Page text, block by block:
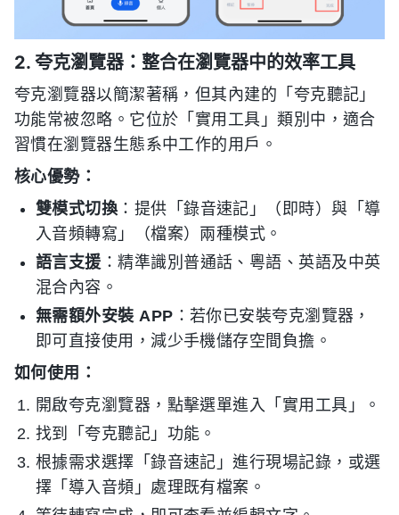
2. 夸克瀏覽器：整合在瀏覽器中的效率工具
夸克瀏覽器以簡潔著稱，但其內建的「夸克聽記」
功能常被忽略。它位於「實用工具」類別中，適合
習慣在瀏覽器生態系中工作的用戶。
核心優勢：
雙模式切換 ：提供「錄音速記」（即時）與「導
入音頻轉寫」（檔案）兩種模式。
語言支援 ：精準識別普通話、粵語、英語及中英
混合內容。
無需額外安裝 APP ：若你已安裝夸克瀏覽器，
即可直接使用，減少手機儲存空間負擔。
如何使用：
開啟夸克瀏覽器，點擊選單進入「實用工具」。
找到「夸克聽記」功能。
根據需求選擇「錄音速記」進行現場記錄，或選
擇「導入音頻」處理既有檔案。